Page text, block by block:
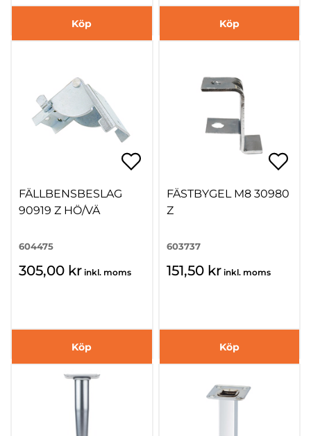
Köp Köp
FÄLLBENSBESLAG
90919 Z HÖ/VÄ
604475
305,00 kr inkl. moms
Köp
FÄSTBYGEL M8 30980
Z
603737
151,50 kr inkl. moms
Köp